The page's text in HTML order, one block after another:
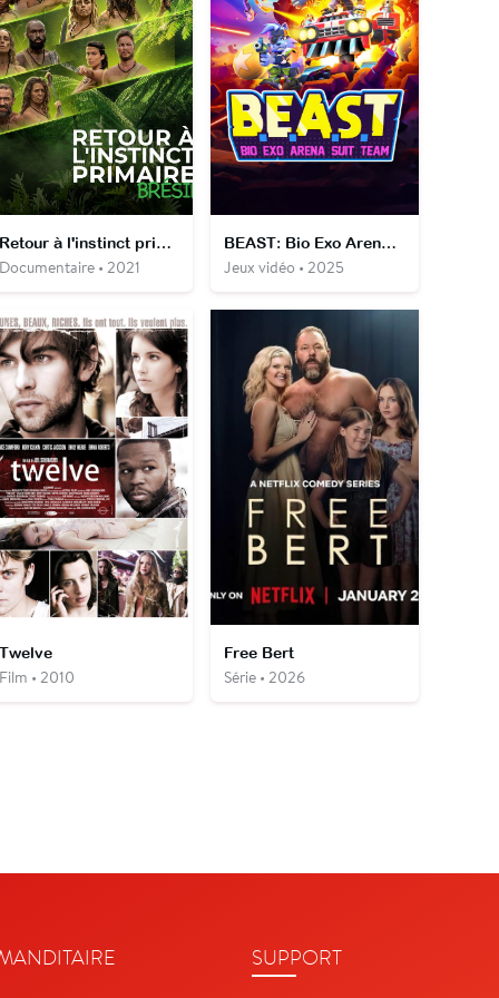
Retour à l'instinct primaire : Brésil
• 2021
BEAST: Bio Exo Arena Suit Team
Jeux vidéo • 2025
• 2010
Free Bert
Série • 2026
SUPPORT